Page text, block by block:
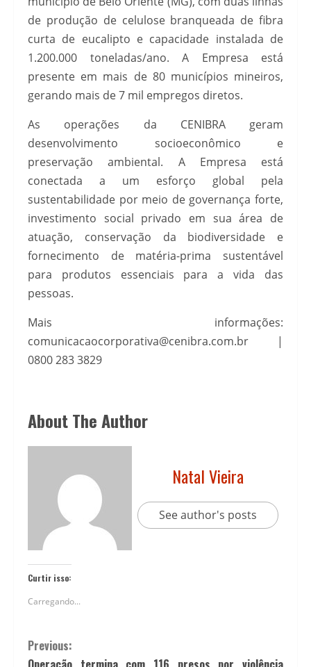
de produção de celulose branqueada de fibra
curta de eucalipto e capacidade instalada de
1.200.000 toneladas/ano. A Empresa está
presente em mais de 80 municípios mineiros,
gerando mais de 7 mil empregos diretos.
As operações da CENIBRA geram
desenvolvimento socioeconômico e
preservação ambiental. A Empresa está
conectada a um esforço global pela
sustentabilidade por meio de governança forte,
investimento social privado em sua área de
atuação, conservação da biodiversidade e
fornecimento de matéria-prima sustentável
para produtos essenciais para a vida das
pessoas.
Mais informações:
comunicacaocorporativa@cenibra.com.br |
0800 283 3829
About The Author
Natal Vieira
See author's posts
Curtir isso:
Carregando...
Previous: